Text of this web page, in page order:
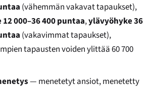
(vähemmän vakavat tapaukset),
000–36 400 puntaa,ylävyöhyke 36
(vakavimmat tapaukset),
tapausten voiden ylittää 60 700
— menetetyt ansiot, menetetty